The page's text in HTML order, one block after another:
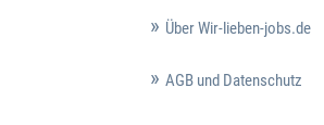
Über Wir-lieben-jobs.de
AGB und Datenschutz